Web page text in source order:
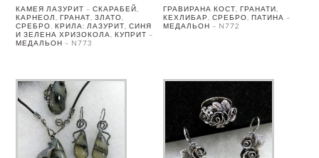
КАМЕЯ ЛАЗУРИТ – СКАРАБЕЙ,
КАРНЕОЛ, ГРАНАТ, ЗЛАТО,
СРЕБРО. КРИЛА: ЛАЗУРИТ, СИНЯ
И ЗЕЛЕНА ХРИЗОКОЛА, КУПРИТ –
МЕДАЛЬОН – N773
ГРАВИРАНА КОСТ, ГРАНАТИ,
КЕХЛИБАР, СРЕБРО, ПАТИНА –
МЕДАЛЬОН – N772